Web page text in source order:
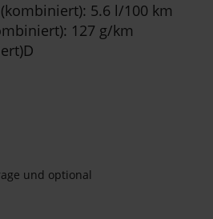
5.6 l/100 km
127 g/km
und optional